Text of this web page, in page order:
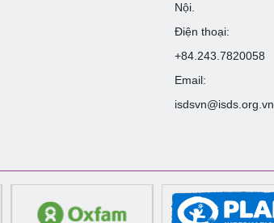
Nội.
Điện thoại:
+84.243.7820058
Email:
isdsvn@isds.org.vn